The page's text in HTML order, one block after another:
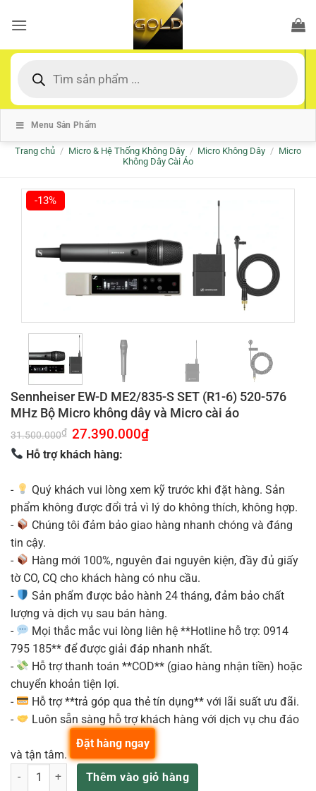
qua
dung
kiếm
Menu Sản Phẩm
Trang chủ / Micro & Hệ Thống Không Dây / Micro Không Dây / Micro
Không Dây Cài Áo
-13%
Sennheiser EW-D ME2/835-S SET (R1-6) 520-576
MHz Bộ Micro không dây và Micro cài áo
31.500.000₫ Giá
gốc
là:
31.500.000₫.
27.390.000₫Giá
Hỗ trợ khách hàng:
-
Quý khách vui lòng xem kỹ trước khi đặt hàng. Sản
phẩm không được đổi trả vì lý do không thích, không hợp.
-
Chúng tôi đảm bảo giao hàng nhanh chóng và đáng
tin cậy.
-
Hàng mới 100%, nguyên đai nguyên kiện, đầy đủ giấy
tờ CO, CQ cho khách hàng có nhu cầu.
-
Sản phẩm được bảo hành 24 tháng, đảm bảo chất
lượng và dịch vụ sau bán hàng.
-
Mọi thắc mắc vui lòng liên hệ **Hotline hỗ trợ: 0914
795 185** để được giải đáp nhanh nhất.
-
Hỗ trợ thanh toán **COD** (giao hàng nhận tiền) hoặc
chuyển khoản tiện lợi.
-
Hỗ trợ **trả góp qua thẻ tín dụng** với lãi suất ưu đãi.
-
Luôn sẵn sàng hỗ trợ khách hàng với dịch vụ chu đáo
và tận tâm.
Sennheiser EW-D ME2/835-S SET (R1-6) 520-576 MHz Bộ Micro
Thêm vào giỏ hàng
Đặt hàng ngay